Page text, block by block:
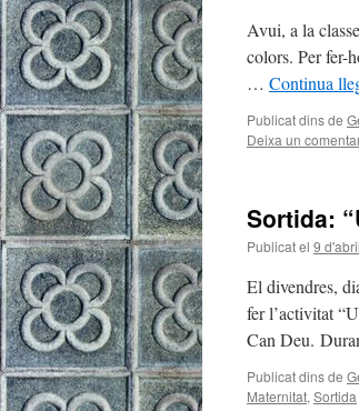
Avui, a la
colors. Per fer-
… Continua
Publicat dins de
Deixa un
Sortida:
Publicat el 9
El divendres,
fer l’activitat
Can Deu.
Publicat dins de
Maternitat, Sortida